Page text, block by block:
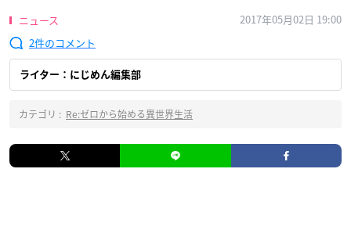
ニュース
2017年05月02日 19:00
2
ライター：にじめん編集部
カテゴリ : Re:ゼロから始める異世界生活